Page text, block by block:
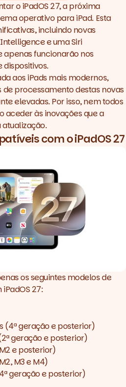
o iPadOS 27, a próxima
operativo para iPad. Esta
incluindo novas
e uma Siri
funcionarão nos
dispositivos.
aos iPads mais modernos,
de processamento destas novas
elevadas. Por isso, nem todos
aceder às inovações que a
com o iPadOS 27
os seguintes modelos de
27:
(4ª geração e posterior)
geração e posterior)
e posterior)
M3 e M4)
geração e posterior)